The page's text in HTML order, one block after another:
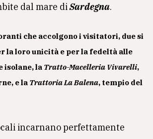
dal mare diSardegna.
che accolgono i visitatori, due si
la loro unicità e per la fedeltà alle
isolane, la Tratto-Macelleria Vivarelli,
e la Trattoria La Balena, tempio del
incarnano perfettamente